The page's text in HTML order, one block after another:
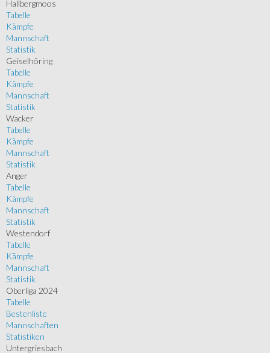
Hallbergmoos
Tabelle
Kämpfe
Mannschaft
Statistik
Geiselhöring
Tabelle
Kämpfe
Mannschaft
Statistik
Wacker
Tabelle
Kämpfe
Mannschaft
Statistik
Anger
Tabelle
Kämpfe
Mannschaft
Statistik
Westendorf
Tabelle
Kämpfe
Mannschaft
Statistik
Oberliga 2024
Tabelle
Bestenliste
Mannschaften
Statistiken
Untergriesbach